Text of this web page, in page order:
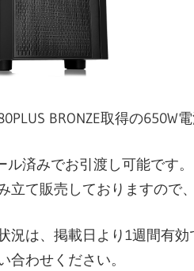
BRONZE取得の650W電
ル済みでお引渡し可能です。
立て販売しておりますので
況は、掲載日より1週間有
合わせください。